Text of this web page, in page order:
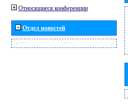
Относящиеся конференции
Отдел новостей